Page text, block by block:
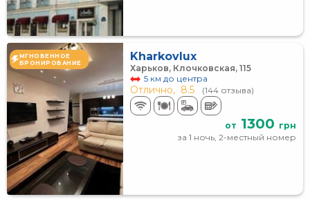
МГНОВЕННОЕ
БРОНИРОВАНИЕ
Kharkovlux
Харьков, Клочковская, 115
5 км до центра
Отлично, 8.5 (144 отзыва)
от 1300 грн
за 1 ночь, 2-местный номер